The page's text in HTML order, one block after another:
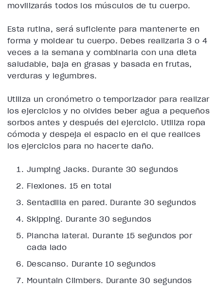
movilizarás todos los músculos de tu cuerpo.
Esta rutina, será suficiente para mantenerte en
forma y moldear tu cuerpo. Debes realizarla 3 o 4
veces a la semana y combinarla con una dieta
saludable, baja en grasas y basada en frutas,
verduras y legumbres.
Utiliza un cronómetro o temporizadorpara realizar
los ejercicios y no olvides beber agua a pequeños
sorbos antes y después del ejercicio. Utiliza ropa
cómoda ydespeja el espacio en el que realices
los ejercicios para no hacerte daño.
Jumping Jacks. Durante 30 segundos
Flexiones. 15 en total
Sentadilla en pared. Durante 30 segundos
Skipping. Durante 30 segundos
Plancha lateral. Durante 15 segundos por
cada lado
Descanso. Durante 10 segundos
Mountain Climbers. Durante 30 segundos